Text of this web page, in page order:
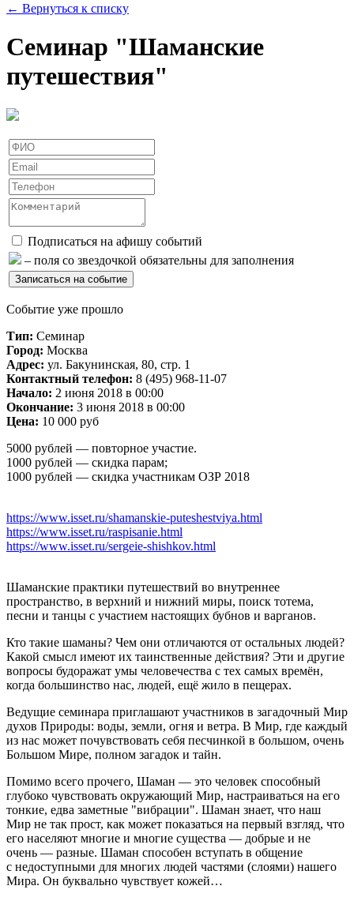
← Вернуться к списку
Семинар "Шаманские
путешествия"
Подписаться на афишу событий
– поля со звездочкой обязательны для заполнения
Событие уже прошло
Тип: Семинар
Город: Москва
Адрес: ул. Бакунинская, 80, стр. 1
Контактный телефон: 8 (495) 968-11-07
Начало: 2 июня 2018 в 00:00
Окончание: 3 июня 2018 в 00:00
Цена: 10 000 руб
5000 рублей — повторное участие.
1000 рублей — скидка парам;
1000 рублей — скидка участникам ОЗР 2018
https://www.isset.ru/shamanskie-puteshestviya.html
https://www.isset.ru/raspisanie.html
https://www.isset.ru/sergeie-shishkov.html
Шаманские практики путешествий во внутреннее
пространство, в верхний и нижний миры, поиск тотема,
песни и танцы с участием настоящих бубнов и варганов.
Кто такие шаманы? Чем они отличаются от остальных людей?
Какой смысл имеют их таинственные действия? Эти и другие
вопросы будоражат умы человечества с тех самых времён,
когда большинство нас, людей, ещё жило в пещерах.
Ведущие семинара приглашают участников в загадочный Мир
духов Природы: воды, земли, огня и ветра. В Мир, где каждый
из нас может почувствовать себя песчинкой в большом, очень
Большом Мире, полном загадок и тайн.
Помимо всего прочего, Шаман — это человек способный
глубоко чувствовать окружающий Мир, настраиваться на его
тонкие, едва заметные "вибрации". Шаман знает, что наш
Мир не так прост, как может показаться на первый взгляд, что
его населяют многие и многие существа — добрые и не
очень — разные. Шаман способен вступать в общение
с недоступными для многих людей частями (слоями) нашего
Мира. Он буквально чувствует кожей…